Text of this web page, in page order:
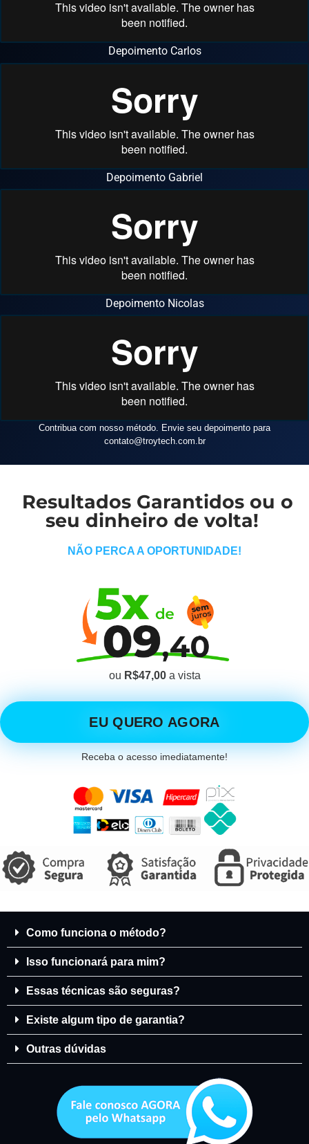
Depoimento Carlos
Depoimento Gabriel
Depoimento Nicolas
Contribua com nosso método. Envie seu depoimento para
contato@troytech.com.br
Resultados Garantidos ou o
seu dinheiro de volta!
NÃO PERCA A OPORTUNIDADE!
ou R$47,00a vista
EU QUERO AGORA
Receba o acesso imediatamente!
Como funciona o método?
Isso funcionará para mim?
Essas técnicas são seguras?
Existe algum tipo de garantia?
Outras dúvidas